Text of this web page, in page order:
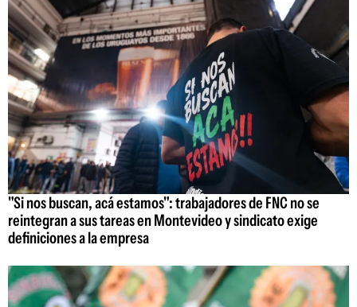
"Si nos buscan, acá estamos": trabajadores de FNC no se
reintegran a sus tareas en Montevideo y sindicato exige
definiciones a la empresa